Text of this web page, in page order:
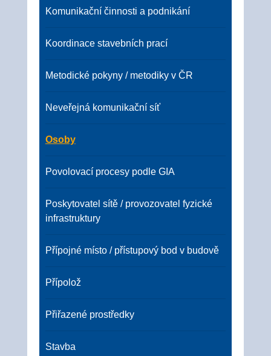
Komunikační činnosti a podnikání
Koordinace stavebních prací
Metodické pokyny / metodiky v ČR
Neveřejná komunikační síť
Osoby
Povolovací procesy podle GIA
Poskytovatel sítě / provozovatel fyzické
infrastruktury
Přípojné místo / přístupový bod v budově
Přípolož
Přiřazené prostředky
Stavba